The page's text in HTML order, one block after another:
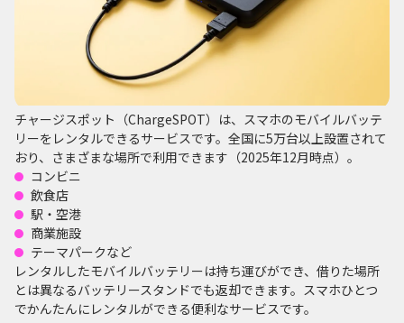
チャージスポット（ChargeSPOT）は、スマホのモバイルバッテ
リーをレンタルできるサービスです。全国に5万台以上設置されて
おり、さまざまな場所で利用できます（2025年12月時点）。
コンビニ
飲食店
駅・空港
商業施設
テーマパークなど
レンタルしたモバイルバッテリーは持ち運びができ、借りた場所
とは異なるバッテリースタンドでも返却できます。スマホひとつ
でかんたんにレンタルができる便利なサービスです。